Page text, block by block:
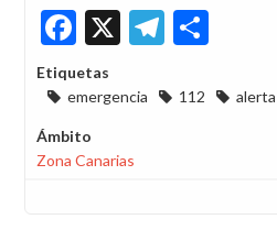
Facebook
X
Etiquetas
emergencia
112 alerta
Ámbito
Zona Canarias